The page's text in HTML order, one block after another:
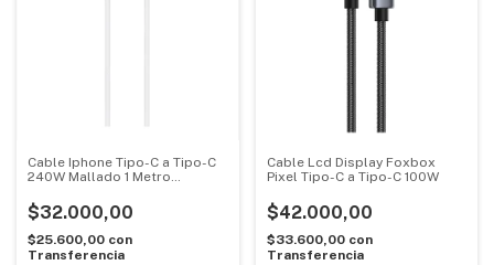
Cable Iphone Tipo-C a Tipo-C
240W Mallado 1 Metro
$32.000,00
$25.600,00 con
Transferencia
Cable Lcd Display Foxbox
Pixel Tipo-C a Tipo-C 100W
$42.000,00
$33.600,00 con
Transferencia